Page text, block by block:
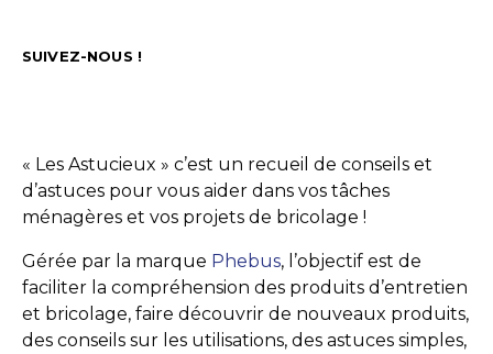
SUIVEZ-NOUS !
« Les Astucieux » c’est un recueil de conseils et
d’astuces pour vous aider dans vos tâches
ménagères et vos projets de bricolage !
Gérée par la marque Phebus, l’objectif est de
faciliter la compréhension des produits d’entretien
et bricolage, faire découvrir de nouveaux produits,
des conseils sur les utilisations, des astuces simples,